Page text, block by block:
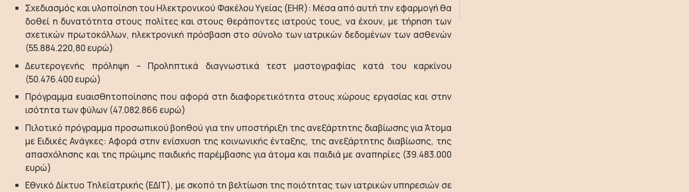
Σχεδιασμός και υλοποίηση του Ηλεκτρονικού Φακέλου Υγείας (EHR): Μέσα από αυτή την εφαρμογή θα
δοθεί η δυνατότητα στους πολίτες και στους θεράποντες ιατρούς τους, να έχουν, με τήρηση των
σχετικών πρωτοκόλλων, ηλεκτρονική πρόσβαση στο σύνολο των ιατρικών δεδομένων των ασθενών
(55.884.220,80 ευρώ)
Δευτερογενής πρόληψη – Προληπτικά διαγνωστικά τεστ μαστογραφίας κατά του καρκίνου
(50.476.400 ευρώ)
Πρόγραμμα ευαισθητοποίησης που αφορά στη διαφορετικότητα στους χώρους εργασίας και στην
ισότητα των φύλων (47.082.866 ευρώ)
Πιλοτικό πρόγραμμα προσωπικού βοηθού για την υποστήριξη της ανεξάρτητης διαβίωσης για Άτομα
με Ειδικές Ανάγκες: Αφορά στην ενίσχυση της κοινωνικής ένταξης, της ανεξάρτητης διαβίωσης, της
απασχόλησης και της πρώιμης παιδικής παρέμβασης για άτομα και παιδιά με αναπηρίες (39.483.000
ευρώ)
Εθνικό Δίκτυο Τηλεϊατρικής (ΕΔΙΤ), με σκοπό τη βελτίωση της ποιότητας των ιατρικών υπηρεσιών σε